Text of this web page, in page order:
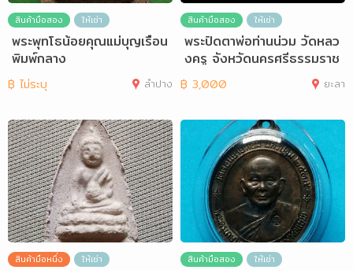
สินค้ามือสอง ให้เช่า
พระพุทโธน้อยคุณแม่บุญเรือน
พิมพ์กลาง
฿ ไม่ระบุ ลำปาง
สินค้ามือสอง ให้เช่า
พระปิดตาพ่อท่านน่วม วัดหลว
งครู จังหวัดนครศรีธรรมราช
ปี2517
฿ 3,000 ยะลา
สินค้ามือหนึ่ง ให้เช่า สินค้ามือสอง ให้เช่า